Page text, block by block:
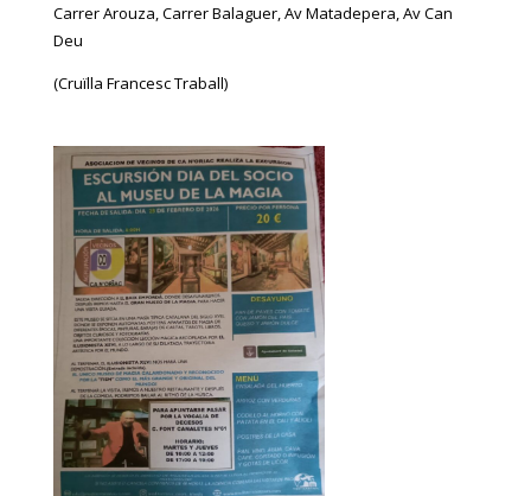
Carrer Arouza, Carrer Balaguer, Av Matadepera, Av Can
Deu
(Cruïlla Francesc Traball)